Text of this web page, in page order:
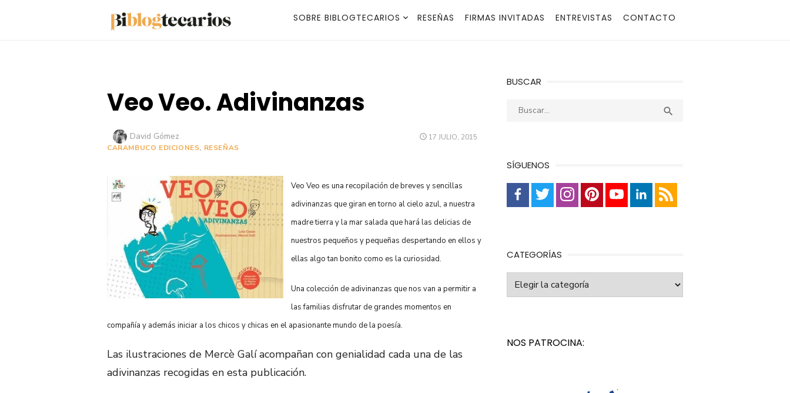
SOBRE BIBLOGTECARIOS RESEÑAS FIRMAS INVITADAS ENTREVISTAS CONTACTO
Veo Veo. Adivinanzas
PUBLICADO
17 JULIO, 2015
Autor
David Gómez
CARAMBUCO EDICIONES, RESEÑAS
Veo Veo es una recopilación de breves y sencillas
adivinanzas que giran en torno al cielo azul, a nuestra
madre tierra y la mar salada que hará las delicias de
nuestros pequeños y pequeñas despertando en ellos y
ellas algo tan bonito como es la curiosidad.
Una colección de adivinanzas que nos van a permitir a
las familias disfrutar de grandes momentos en
compañía y además iniciar a los chicos y chicas en el apasionante mundo de la poesía.
Las ilustraciones de Mercè Galí acompañan con genialidad cada una de las
adivinanzas recogidas en esta publicación.
BUSCAR
Buscar: 
SÍGUENOS
CATEGORÍAS
NOS PATROCINA: